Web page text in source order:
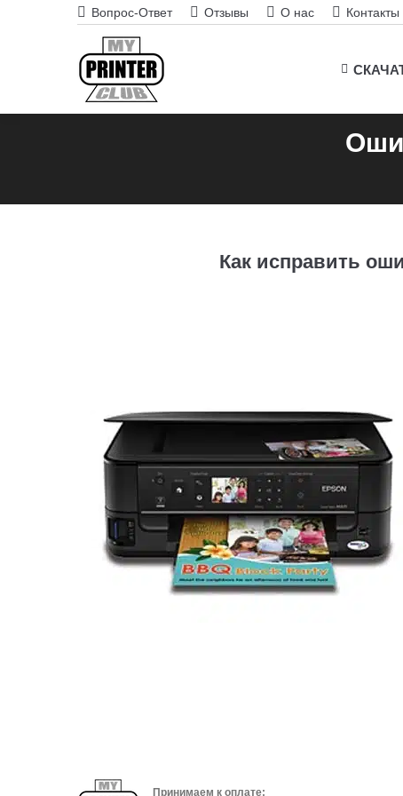
Вопрос-Ответ Отзывы О нас Контакты
Как исправить
Принимаем к оплате: